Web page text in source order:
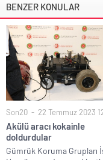
BENZER KONULAR
Son20 22 Temmuz 2023
Akülü aracı kokainle
doldurdular
Gümrük Koruma Grupları